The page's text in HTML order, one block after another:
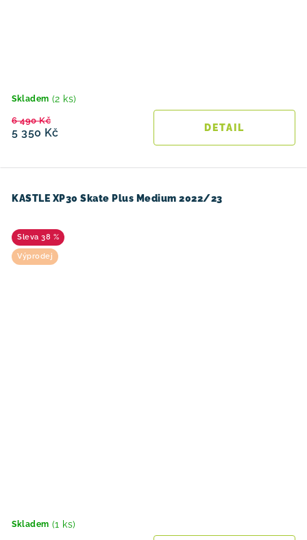
Skladem (2 ks)
5 350 Kč
6 490 Kč
KASTLE XP30 Skate Plus Medium 2022/23
38 %
Výprodej
Skladem (1 ks)